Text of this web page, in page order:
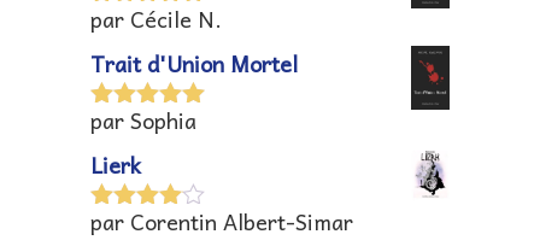
Note5sur
par Cécile N.
Trait d'Union Mortel
Note5sur
par Sophia
Lierk
Note4
par Corentin Albert-Simar